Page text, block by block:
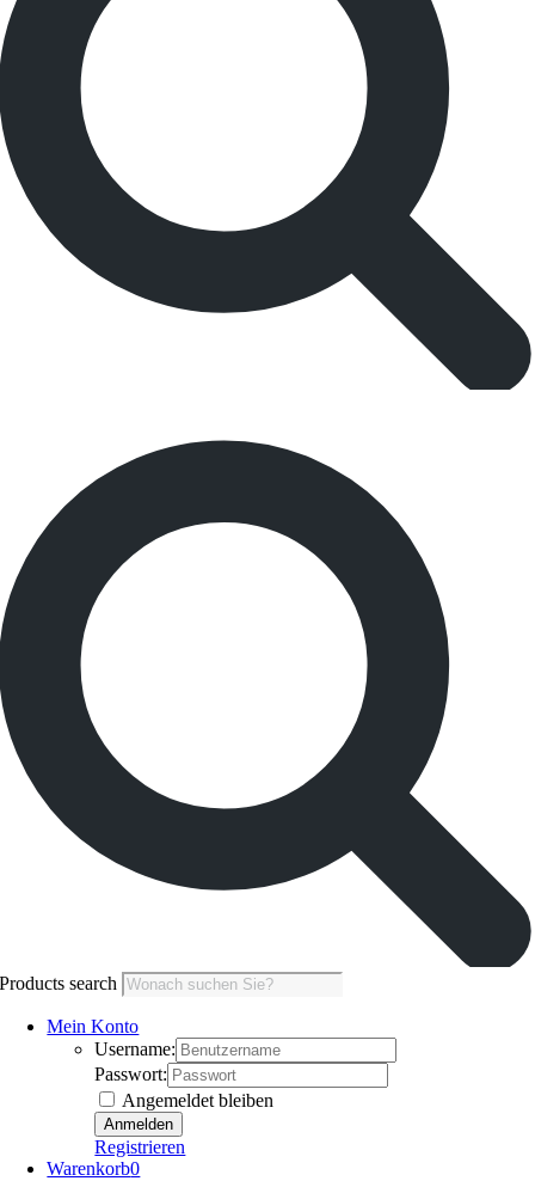
Products search
Mein Konto
Username:
Passwort:
Angemeldet bleiben
Registrieren
Warenkorb0